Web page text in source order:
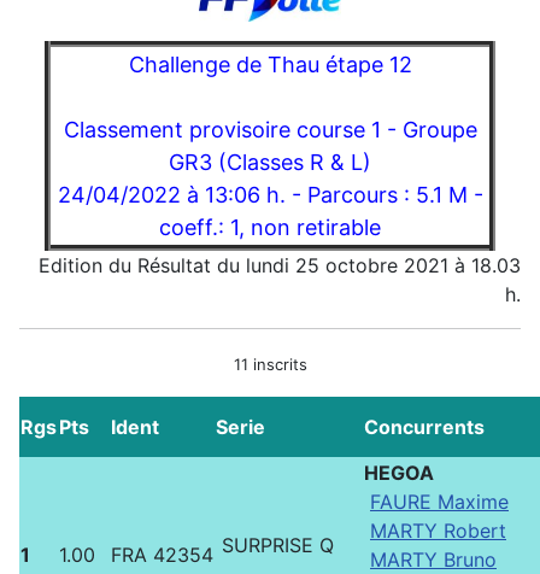
Challenge de Thau étape 12
Classement provisoire course 1 - Groupe
GR3 (Classes R & L)
24/04/2022 à 13:06 h. - Parcours : 5.1 M -
coeff.: 1, non retirable
Edition du Résultat du lundi 25 octobre 2021 à 18.03
h.
11 inscrits
RgsPts Ident Serie Concurrents
1 1.00 FRA 42354 SURPRISE Q
HEGOA
FAURE Maxime
MARTY Robert
MARTY Bruno